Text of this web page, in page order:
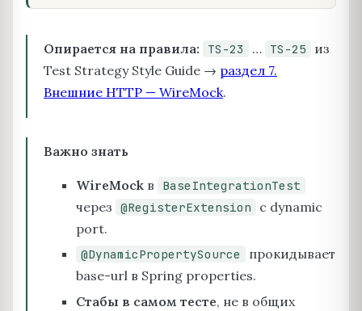
Опирается на правила: TS-23 … TS-25
из
Test Strategy Style Guide → раздел 7.
Внешние HTTP — WireMock.
Важно знать
WireMock в BaseIntegrationTest
через @RegisterExtension
с dynamic
port.
@DynamicPropertySource
прокидывает
base-url в Spring properties.
Стабы в самом тесте, не в общих